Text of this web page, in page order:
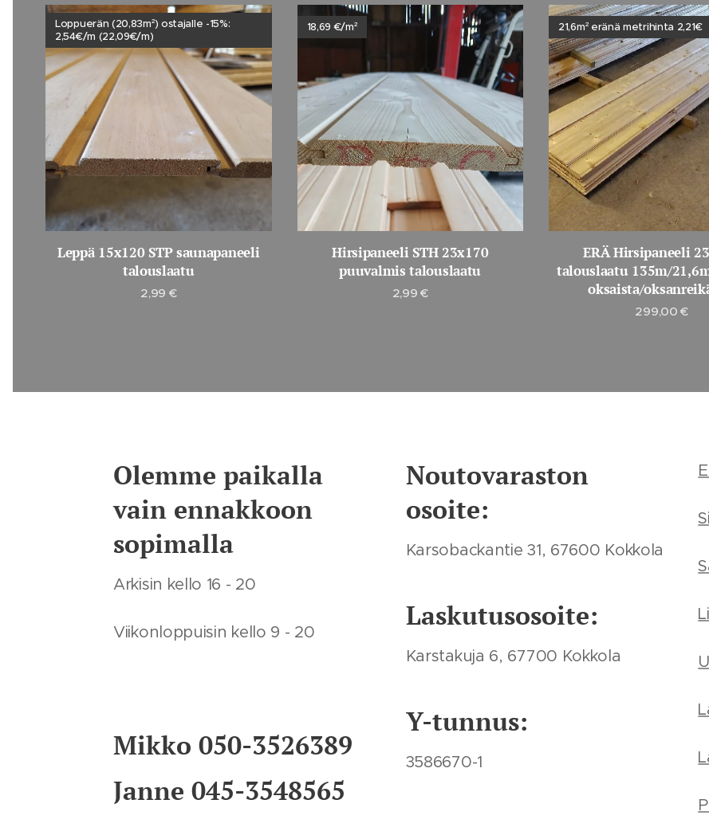
Leppä 15x120 STP saunapaneeli
talouslaatu
Loppuerän (20,83m²) ostajalle -15%:
2,54€/m (22,09€/m)
2,99 €
Hirsipaneeli STH 23x170
puuvalmis talouslaatu
18,69 €/m²
2,99 €
ERÄ Hirsipaneeli
talouslaatu 135m/
oksaista/
21,6m² eränä metrihinta 2,21€
299,00 €
Olemme paikalla
vain ennakkoon
sopimalla
Arkisin kello 16 - 20
Viikonloppuisin kello 9 - 20
Mikko 050-3526389
Janne 045-3548565
Noutovaraston
osoite:
Karsobackantie 31, 67600 Kokkola
Laskutusosoite:
Karstakuja 6, 67700 Kokkola
Y-tunnus:
3586670-1